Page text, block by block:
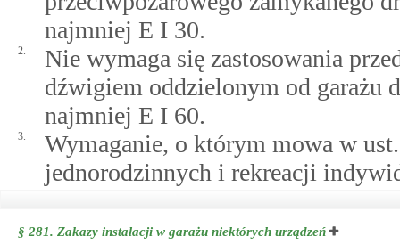
najmniej E I 30.
2.
Nie wymaga się zastosowania
dźwigiem oddzielonym od garażu
najmniej E I 60.
3.
Wymaganie, o którym mowa w
jednorodzinnych i rekreacji
§ 281. Zakazy instalacji w garażu niektórych urządzeń